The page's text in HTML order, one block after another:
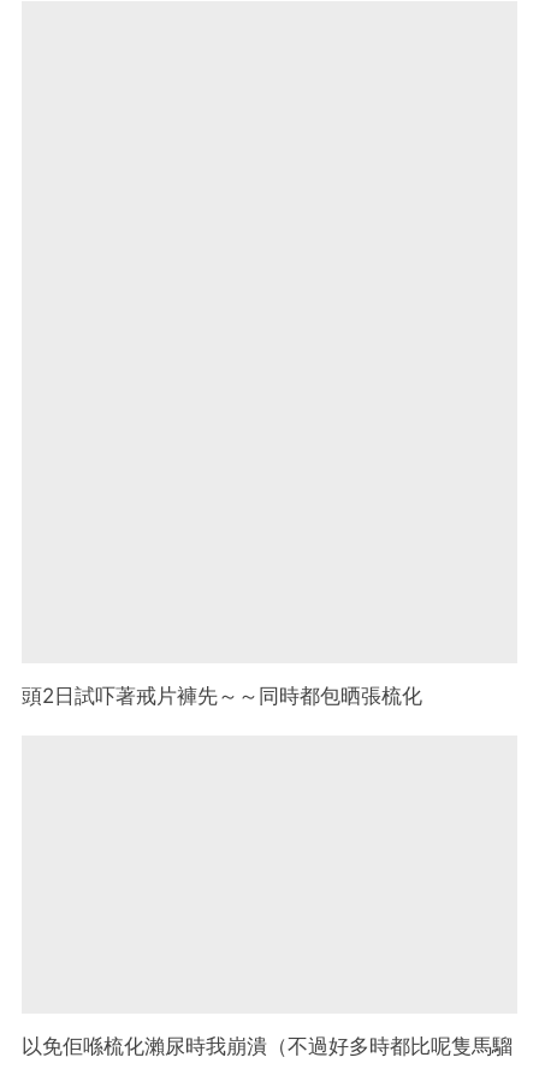
頭2日試吓著戒片褲先～～同時都包晒張梳化
以免佢喺梳化瀨尿時我崩潰（不過好多時都比呢隻馬騮